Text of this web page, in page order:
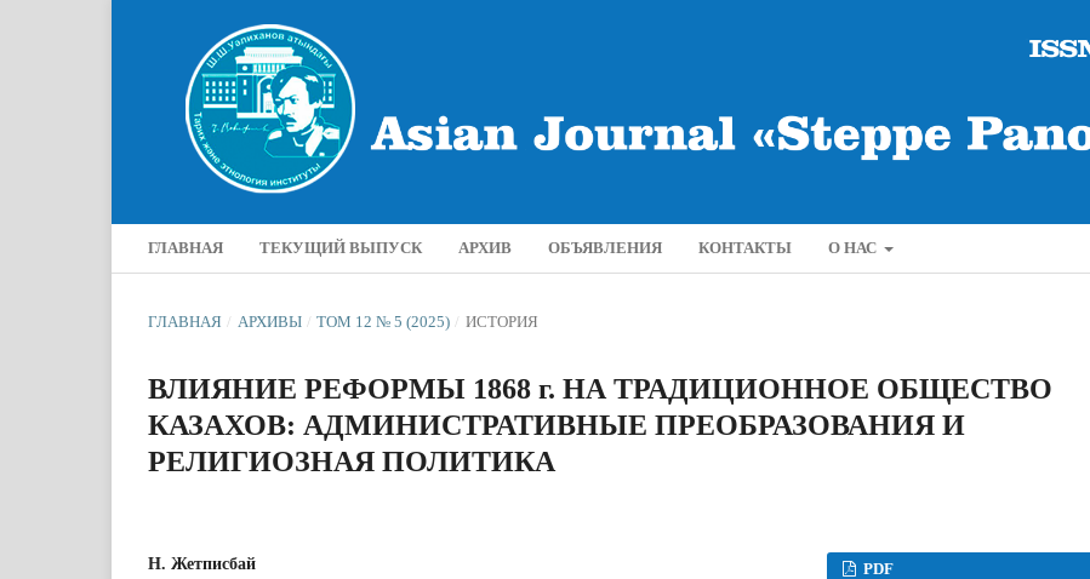
ГЛАВНАЯ ТЕКУЩИЙ ВЫПУСК АРХИВ ОБЪЯВЛЕНИЯ КОНТАКТЫ О НАС
ГЛАВНАЯ / АРХИВЫ / ТОМ 12 № 5 (2025) / ИСТОРИЯ
ВЛИЯНИЕ РЕФОРМЫ 1868 г. НА ТРАДИЦИОННОЕ ОБЩЕСТВО
КАЗАХОВ: АДМИНИСТРАТИВНЫЕ ПРЕОБРАЗОВАНИЯ И
РЕЛИГИОЗНАЯ ПОЛИТИКА
Н. Жетписбай PDF